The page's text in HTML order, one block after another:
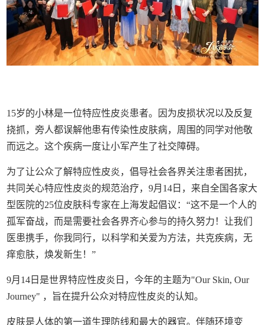
15岁的小林是一位特应性皮炎患者。因为皮损状况以及反复
挠抓，旁人都误解他患有传染性皮肤病，周围的同学对他敬
而远之。这个疾病一度让小军产生了社交障碍。
为了让公众了解特应性皮炎，倡导社会各界关注患者困扰，
共同关心特应性皮炎的规范治疗，9月14日，来自全国各家大
型医院的25位皮肤科专家在上海发起倡议：“这不是一个人的
孤军奋战，而是需要社会各界齐心参与的持久努力！让我们
医患携手，你我同行，以科学和关爱为方法，共克疾病，无
痒愈肤，焕发新生！”
9月14日是世界特应性皮炎日，今年的主题为"Our Skin, Our
Journey" ，旨在提升公众对特应性皮炎的认知。
皮肤是人体的第一道生理防线和最大的器官。伴随环境变